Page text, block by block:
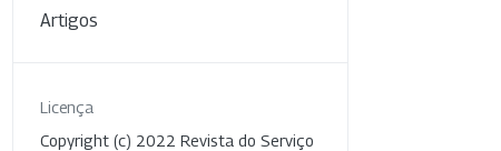
Artigos
Licença
Copyright (c) 2022 Revista do Serviço